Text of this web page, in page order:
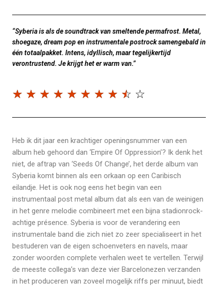
“Syberia is als de soundtrack van smeltende permafrost. Metal,
shoegaze, dream pop en instrumentale postrock samengebald in
één totaalpakket. Intens, idyllisch, maar tegelijkertijd
verontrustend. Je krijgt het er warm van.”
☆ ☆ ☆ ☆ ☆ ☆ ☆ ☆ ☆ ☆
Heb ik dit jaar een krachtiger openingsnummer van een
album heb gehoord dan ‘Empire Of Oppression’? Ik denk het
niet, de aftrap van ‘Seeds Of Change’, het derde album van
Syberia komt binnen als een orkaan op een Caribisch
eilandje. Het is ook nog eens het begin van een
instrumentaal post metal album dat als een van de weinigen
in het genre melodie combineert met een bijna stadionrock-
achtige présence. Syberia is voor de verandering een
instrumentale band die zich niet zo zeer specialiseert in het
bestuderen van de eigen schoenveters en navels, maar
zonder woorden complete verhalen weet te vertellen. Terwijl
de meeste collega’s van deze vier Barcelonezen verzanden
in het produceren van zoveel mogelijk riffs per minuut, biedt